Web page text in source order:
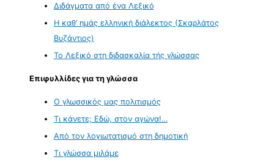
Διδάγματα από ένα Λεξικό
Η καθ’ ημάς ελληνική διάλεκτος (Σκαρλάτος
Βυζάντιος)
Το Λεξικό στη διδασκαλία τής γλώσσας
Επιφυλλίδες για τη γλώσσα
Ο γλωσσικός μας πολιτισμός
Τι κάνετε; Εδώ, στον αγώνα!…
Από τον λογιωτατισμό στη δημοτική
Τι γλώσσα μιλάμε